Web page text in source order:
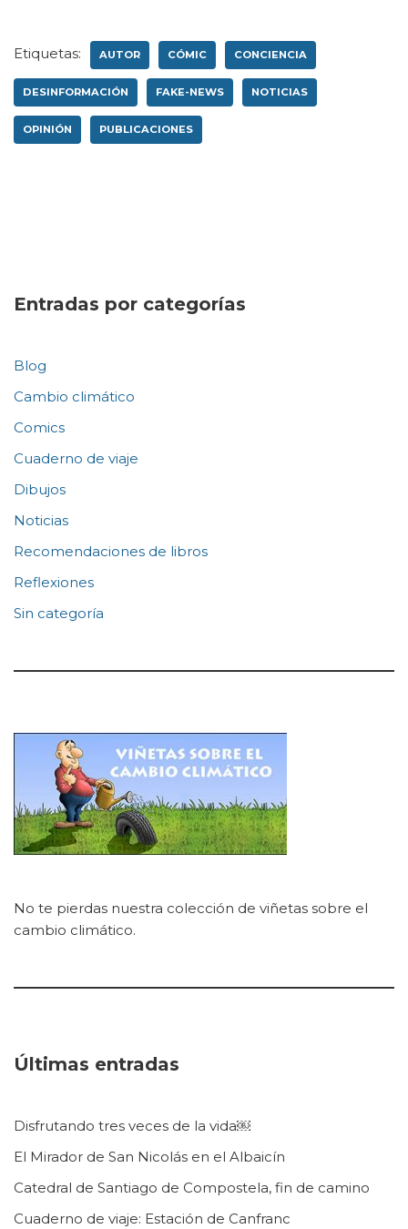
Etiquetas: AUTOR CÓMIC CONCIENCIA
DESINFORMACIÓN FAKE-NEWS NOTICIAS
OPINIÓN PUBLICACIONES
Entradas por categorías
Blog
Cambio climático
Comics
Cuaderno de viaje
Dibujos
Noticias
Recomendaciones de libros
Reflexiones
Sin categoría
No te pierdas nuestra colección de viñetas sobre el
cambio climático.
Últimas entradas
Disfrutando tres veces de la vida￼
El Mirador de San Nicolás en el Albaicín
Catedral de Santiago de Compostela, fin de camino
Cuaderno de viaje: Estación de Canfranc